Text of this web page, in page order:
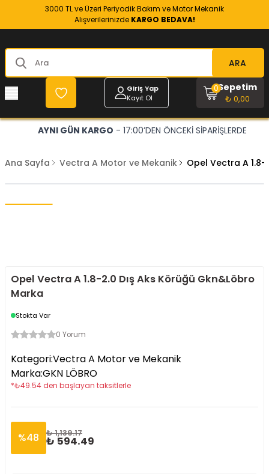
3000 TL ve Üzeri Periyodik Bakım ve Motor Mekanik
Alışverilerinizde KARGO BEDAVA!
ARA
Giriş Yap
Kayıt Ol
Sepetim
₺ 0,00
0
AYNI GÜN KARGO - 17:00’DEN ÖNCEKİ SİPARİŞLERDE
Ana Sayfa Vectra A Motor ve Mekanik Opel Vectra A 1.8-
Opel Vectra A 1.8-2.0 Dış Aks Körüğü Gkn&Löbro
Marka
Stokta Var
0 Yorum
Kategori:Vectra A Motor ve Mekanik
Marka:GKN LÖBRO
*₺49.54 den başlayan taksitlerle
%48 ₺ 1,139.17
₺ 594.49